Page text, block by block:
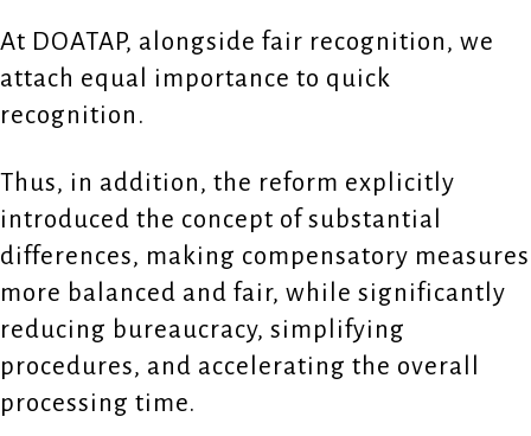
At DOATAP, alongside fair recognition, we
attach equal importance to quick
recognition.
Thus, in addition, the reform explicitly
introduced the concept of substantial
differences, making compensatory measures
more balanced and fair, while significantly
reducing bureaucracy, simplifying
procedures, and accelerating the overall
processing time.